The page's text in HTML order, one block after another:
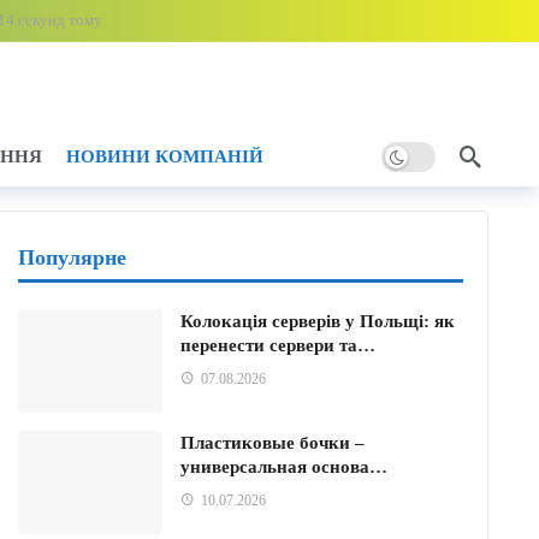
14 секунд тому
ударами 12 хвилин тому
НОВИНИ КОМПАНІЙ
Популярне
Колокація серверів у Польщі: як
перенести сервери та…
07.08.2026
Пластиковые бочки –
универсальная основа…
10.07.2026